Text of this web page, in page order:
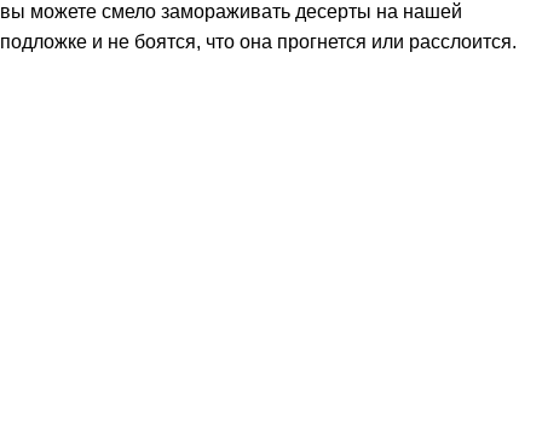
вы можете смело замораживать десерты на нашей
подложке и не боятся, что она прогнется или расслоится.